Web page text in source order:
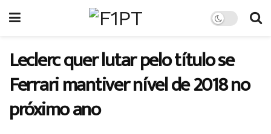
Leclerc quer lutar pelo título se
Ferrari mantiver nível de 2018 no
próximo ano